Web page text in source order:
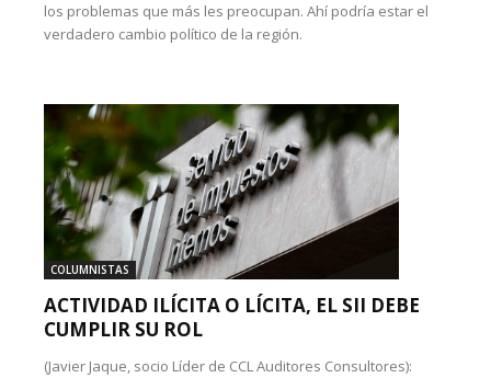
los problemas que más les preocupan. Ahí podría estar el
verdadero cambio político de la región.
COLUMNISTAS
ACTIVIDAD ILÍCITA O LÍCITA, EL SII DEBE
CUMPLIR SU ROL
(Javier Jaque, socio Líder de CCL Auditores Consultores):